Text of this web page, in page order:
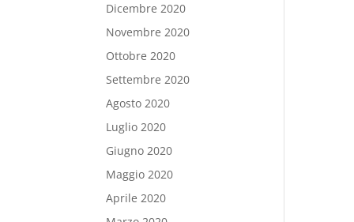
Dicembre 2020
Novembre 2020
Ottobre 2020
Settembre 2020
Agosto 2020
Luglio 2020
Giugno 2020
Maggio 2020
Aprile 2020